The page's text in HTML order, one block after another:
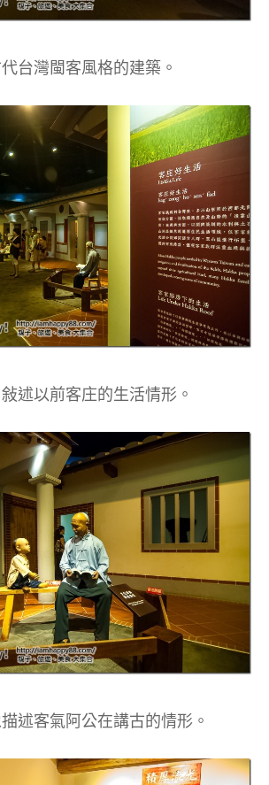
台灣閩客風格的建築。
述以前客庄的生活情形。
述客氣阿公在講古的情形。